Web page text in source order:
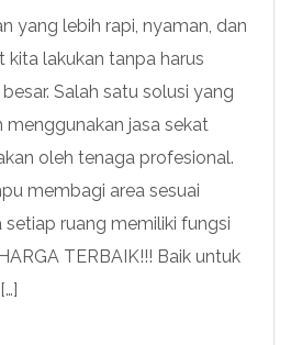
yang lebih rapi, nyaman, dan
kita lakukan tanpa harus
Salah satu solusi yang
jasa sekat
oleh tenaga profesional.
membagi area sesuai
ruang memiliki fungsi
TERBAIK!!! Baik untuk